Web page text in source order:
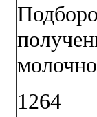
1264